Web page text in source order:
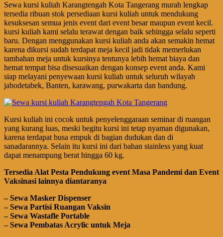
Sewa kursi kuliah Karangtengah Kota Tangerang murah lengkap
tersedia ribuan stok persediaan kursi kuliah untuk mendukung
kesuksesan semua jenis event dari event besar maupun event kecil.
kursi kuliah kami selalu terawat dengan baik sehingga selalu seperti
baru. Dengan menggunakan kursi kuliah anda akan semakin hemat
karena dikursi sudah terdapat meja kecil jadi tidak memerlukan
tambahan meja untuk kursinya tentunya lebih hemat biaya dan
hemat tempat bisa disesuaikan dengan konsep event anda. Kami
siap melayani penyewaan kursi kuliah untuk seluruh wilayah
jabodetabek, Banten, karawang, purwakarta dan bandung.
Kursi kuliah ini cocok untuk penyelenggaraan seminar di ruangan
yang kurang luas, meski begitu kursi ini tetap nyaman digunakan,
karena terdapat busa empuk di bagian dudukan dan di
sanadarannya. Selain itu kursi ini dari bahan stainless yang kuat
dapat menampung berat hingga 60 kg.
Tersedia Alat Pesta Pendukung event Masa Pandemi dan Event
Vaksinasi lainnya diantaranya
– Sewa Masker Dispenser
– Sewa Partisi Ruangan Vaksin
– Sewa Wastafle Portable
– Sewa Pembatas Acrylic untuk Meja